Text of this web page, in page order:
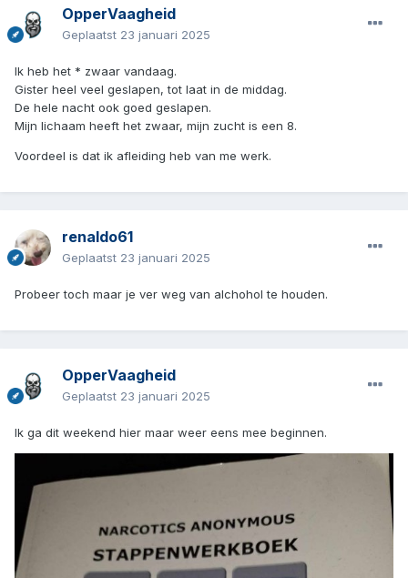
OpperVaagheid
Geplaatst 23 januari 2025
Ik heb het * zwaar vandaag.
Gister heel veel geslapen, tot laat in de middag.
De hele nacht ook goed geslapen.
Mijn lichaam heeft het zwaar, mijn zucht is een 8.
Voordeel is dat ik afleiding heb van me werk.
renaldo61
Geplaatst 23 januari 2025
Probeer toch maar je ver weg van alchohol te houden.
OpperVaagheid
Geplaatst 23 januari 2025
Ik ga dit weekend hier maar weer eens mee beginnen.